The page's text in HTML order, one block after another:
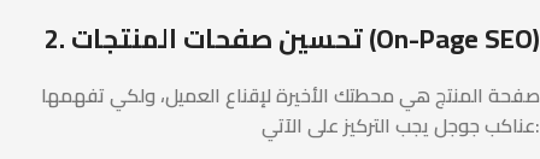
2. تحسين صفحات المنتجات (On-Page SEO)
صفحة المنتج هي محطتك الأخيرة لإقناع العميل، ولكي تفهمها
عناكب جوجل يجب التركيز على الآتي: